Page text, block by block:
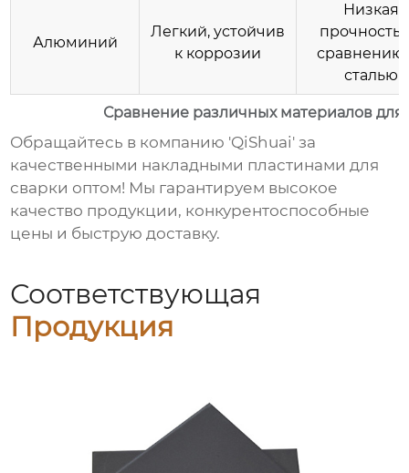
Сравнение различных материалов для
Алюминий
Легкий, устойчив
к коррозии
Низкая
прочность
сравнению
сталью
Обращайтесь в компанию 'QiShuai' за
качественными накладными пластинами для
сварки оптом! Мы гарантируем высокое
качество продукции, конкурентоспособные
цены и быструю доставку.
Соответствующая
Продукция